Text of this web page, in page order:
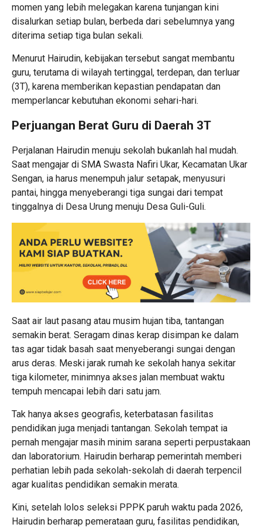
momen yang lebih melegakan karena tunjangan kini
disalurkan setiap bulan, berbeda dari sebelumnya yang
diterima setiap tiga bulan sekali.
Menurut Hairudin, kebijakan tersebut sangat membantu
guru, terutama di wilayah tertinggal, terdepan, dan terluar
(3T), karena memberikan kepastian pendapatan dan
memperlancar kebutuhan ekonomi sehari-hari.
Perjuangan Berat Guru di Daerah 3T
Perjalanan Hairudin menuju sekolah bukanlah hal mudah.
Saat mengajar di SMA Swasta Nafiri Ukar, Kecamatan Ukar
Sengan, ia harus menempuh jalur setapak, menyusuri
pantai, hingga menyeberangi tiga sungai dari tempat
tinggalnya di Desa Urung menuju Desa Guli-Guli.
Saat air laut pasang atau musim hujan tiba, tantangan
semakin berat. Seragam dinas kerap disimpan ke dalam
tas agar tidak basah saat menyeberangi sungai dengan
arus deras. Meski jarak rumah ke sekolah hanya sekitar
tiga kilometer, minimnya akses jalan membuat waktu
tempuh mencapai lebih dari satu jam.
Tak hanya akses geografis, keterbatasan fasilitas
pendidikan juga menjadi tantangan. Sekolah tempat ia
pernah mengajar masih minim sarana seperti perpustakaan
dan laboratorium. Hairudin berharap pemerintah memberi
perhatian lebih pada sekolah-sekolah di daerah terpencil
agar kualitas pendidikan semakin merata.
Kini, setelah lolos seleksi PPPK paruh waktu pada 2026,
Hairudin berharap pemerataan guru, fasilitas pendidikan,